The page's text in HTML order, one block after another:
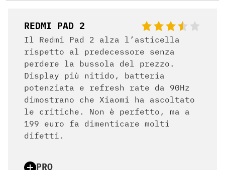
REDMI PAD 2
Il Redmi Pad 2 alza l’asticella
rispetto al predecessore senza
perdere la bussola del prezzo.
Display più nitido, batteria
potenziata e refresh rate da 90Hz
dimostrano che Xiaomi ha ascoltato
le critiche. Non è perfetto, ma a
199 euro fa dimenticare molti
difetti.
PRO